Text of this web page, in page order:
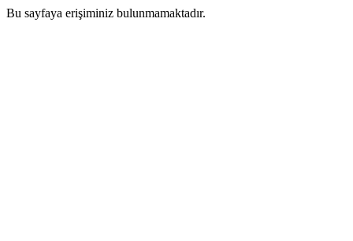
Bu sayfaya erişiminiz bulunmamaktadır.